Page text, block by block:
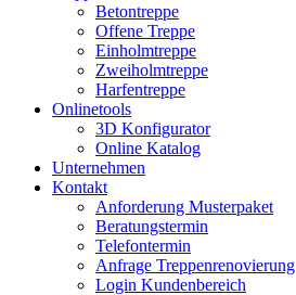
Betontreppe
Offene Treppe
Einholmtreppe
Zweiholmtreppe
Harfentreppe
Onlinetools
3D Konfigurator
Online Katalog
Unternehmen
Kontakt
Anforderung Musterpaket
Beratungstermin
Telefontermin
Anfrage Treppenrenovierung
Login Kundenbereich